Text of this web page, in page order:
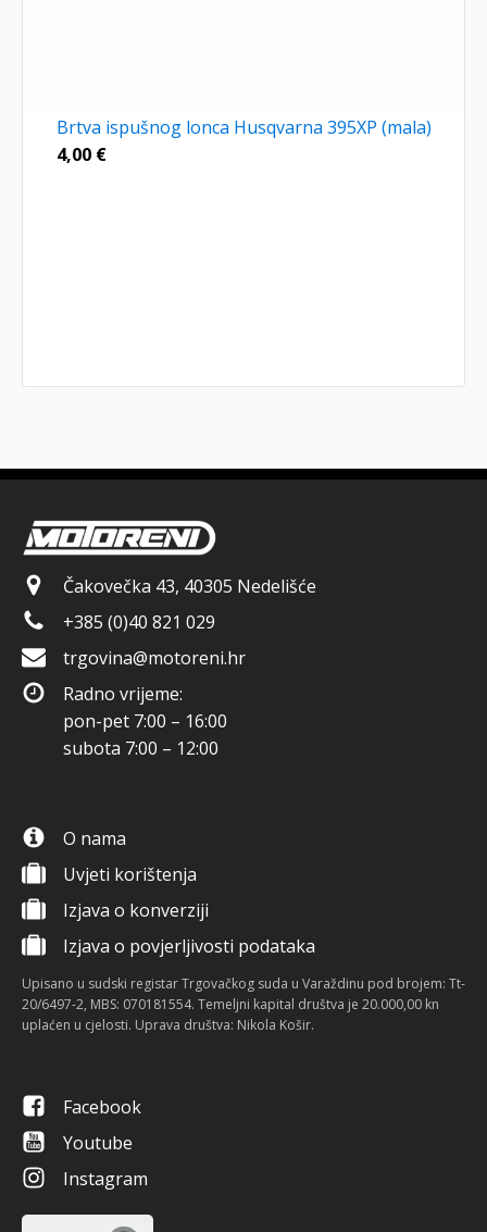
Brtva ispušnog lonca Husqvarna 395XP (mala)
4,00 €
Čakovečka 43, 40305 Nedelišće
+385 (0)40 821 029
trgovina@motoreni.hr
Radno vrijeme:
pon-pet 7:00 – 16:00
subota 7:00 – 12:00
O nama
Uvjeti korištenja
Izjava o konverziji
Izjava o povjerljivosti podataka
Upisano u sudski registar Trgovačkog suda u Varaždinu pod brojem: Tt-
20/6497-2, MBS: 070181554. Temeljni kapital društva je 20.000,00 kn
uplaćen u cjelosti. Uprava društva: Nikola Košir.
Facebook
Youtube
Instagram